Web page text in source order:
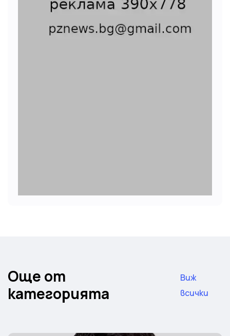
Още от
категорията
Виж
всички